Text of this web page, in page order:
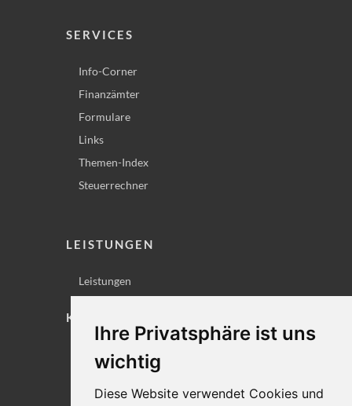
Ihre Privatsphäre ist uns
wichtig
Diese Website verwendet Cookies und
SERVICES
Info-Corner
Finanzämter
Formulare
Links
Themen-Index
Steuerrechner
LEISTUNGEN
Leistungen
KONTAKT
Lageplan
Datenschutz